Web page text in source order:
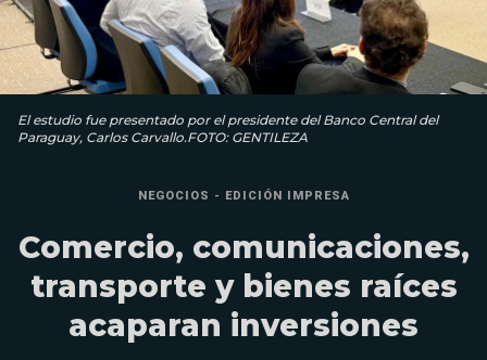
El estudio fue presentado por el presidente del Banco Central del
Paraguay, Carlos Carvallo.FOTO: GENTILEZA
NEGOCIOS - EDICIÓN IMPRESA
Comercio, comunicaciones,
transporte y bienes raíces
acaparan inversiones